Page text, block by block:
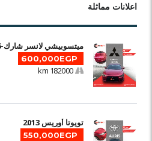
اعلانات مماثلة
ميتسوبيشي لانسر شارك-2016
600,000EGP
182000 km
تويوتا أوريس 2013
550,000EGP